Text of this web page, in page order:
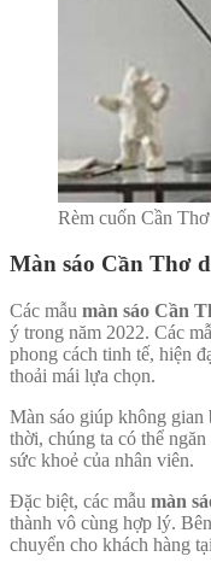
Rèm cuốn Cần
Màn sáo Cần Thơ
Các mẫu màn sáo Cần
ý trong năm 2022. Các
phong cách tinh tế, hiện
thoải mái lựa chọn.
Màn sáo giúp không gian
thời, chúng ta có thể
sức khoẻ của nhân viên.
Đặc biệt, các mẫu màn
thành vô cùng hợp lý.
chuyển cho khách hàng